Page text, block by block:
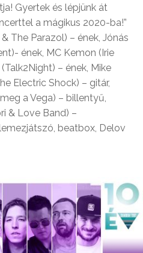
Gyertek és lépjünk át
a mágikus 2020-ba!”
The Parazol) – ének, Jónás
ének, MC Kemon (Irie
– ének, Mike
Electric Shock) – gitár,
a Vega) – billentyű,
& Love Band) –
beatbox, Delov